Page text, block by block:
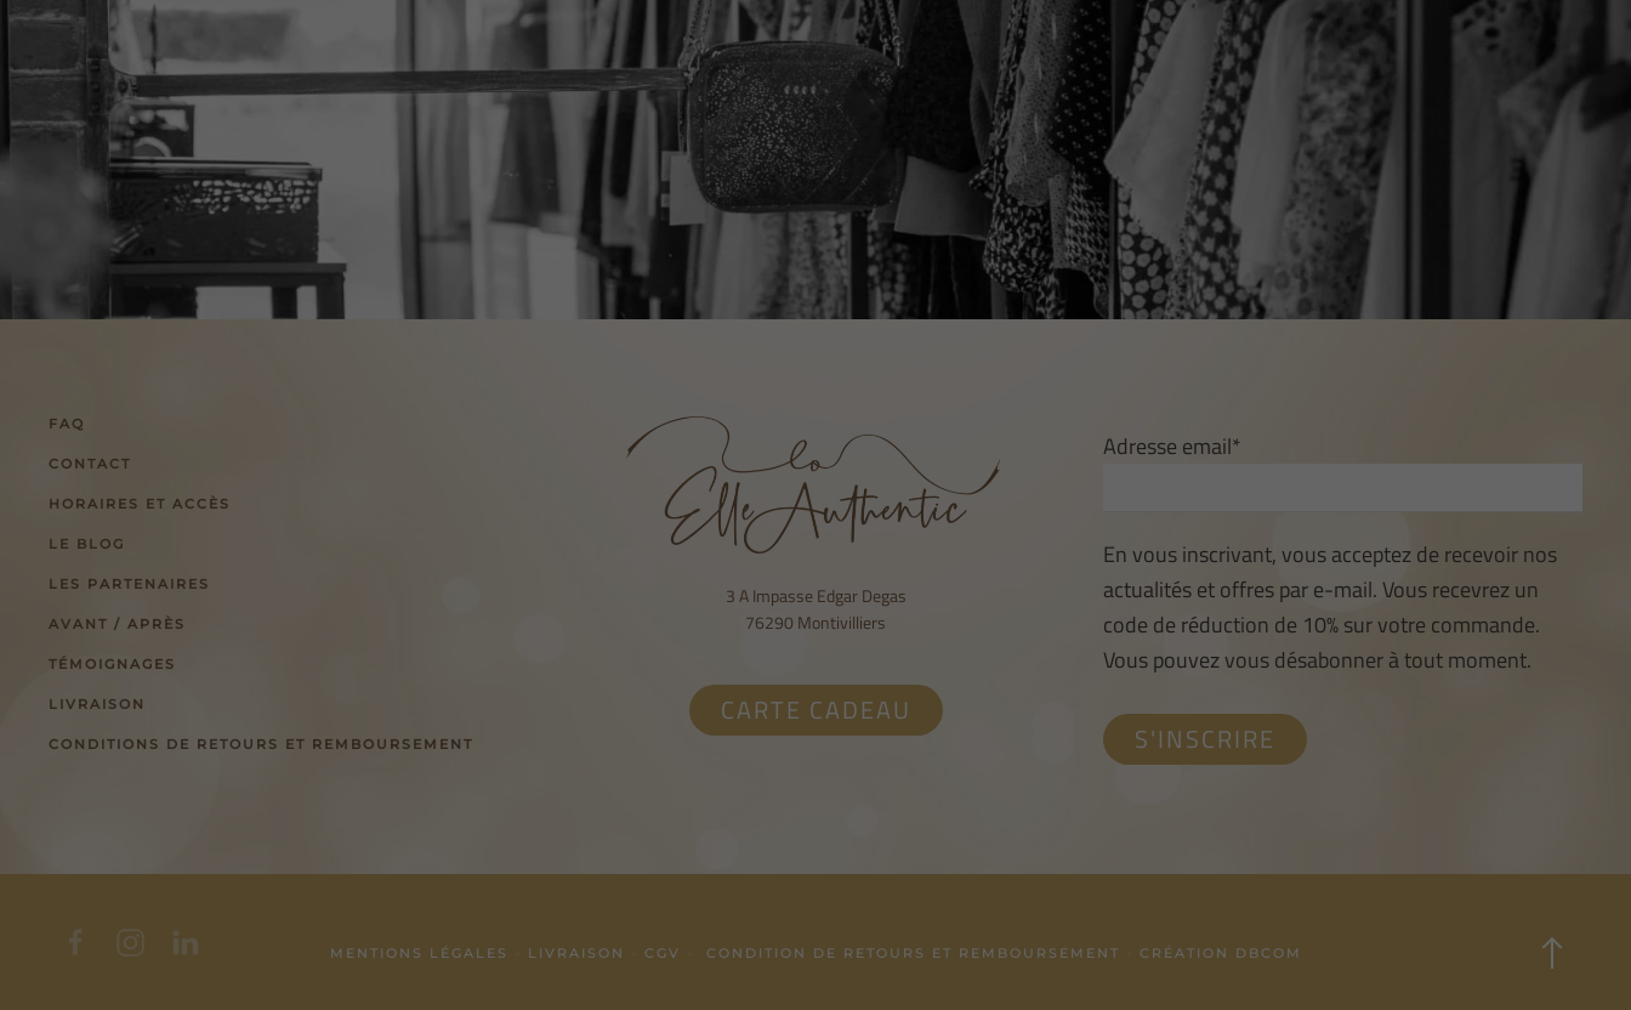
FAQ
CONTACT
HORAIRES ET ACCÈS
LE BLOG
LES PARTENAIRES
AVANT / APRÈS
TÉMOIGNAGES
LIVRAISON
CONDITIONS DE RETOURS ET REMBOURSEMENT
3 A Impasse Edgar Degas
76290 Montivilliers
CARTE CADEAU
Adresse email*
En vous inscrivant, vous acceptez de recevoir nos
actualités et offres par e-mail. Vous recevrez un
code de réduction de 10% sur votre commande.
Vous pouvez vous désabonner à tout moment.
MENTIONS LÉGALES LIVRAISON CGV CONDITION DE RETOURS ET REMBOURSEMENT CRÉATION DBCOM